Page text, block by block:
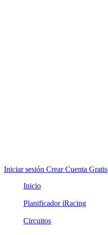
Iniciar sesión Crear Cuenta Gratis
Inicio
Planificador iRacing
Circuitos